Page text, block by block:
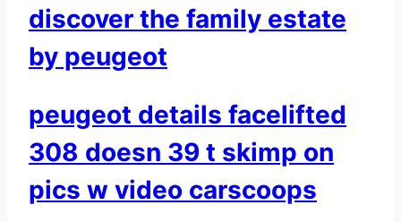
discover the family estate
by peugeot
peugeot details facelifted
308 doesn 39 t skimp on
pics w video carscoops